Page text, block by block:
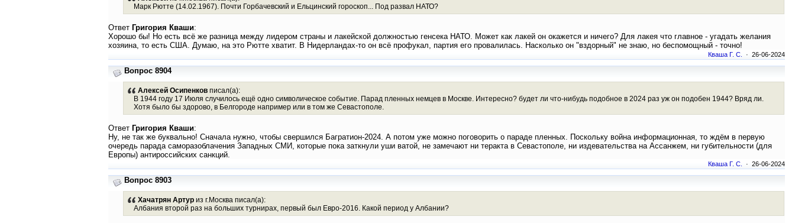
Марк Рютте (14.02.1967). Почти Горбачевский и Ельцинский гороскоп... Под развал НАТО?
Ответ Григория Кваши:
Хорошо бы! Но есть всё же разница между лидером страны и лакейской должностью генсека НАТО. Может как лакей он окажется и ничего? Для лакея что главное - угадать желания
хозяина, то есть США. Думаю, на это Рютте хватит. В Нидерландах-то он всё профукал, партия его провалилась. Насколько он "вздорный" не знаю, но беспомощный - точно!
Кваша Г. С. · 26-06-2024
Вопрос 8904
Алексей Осипенковписал(а):
В 1944 году 17 Июля случилось ещё одно символическое событие. Парад пленных немцев в Москве. Интересно? будет ли что-нибудь подобное в 2024 раз уж он подобен 1944? Вряд ли.
Хотя было бы здорово, в Белгороде например или в том же Севастополе.
Ответ Григория Кваши:
Ну, не так же буквально! Сначала нужно, чтобы свершился Багратион-2024. А потом уже можно поговорить о параде пленных. Поскольку война информационная, то ждём в первую
очередь парада саморазоблачения Западных СМИ, которые пока заткнули уши ватой, не замечают ни теракта в Севастополе, ни издевательства на Ассанжем, ни губительности (для
Европы) антироссийских санкций.
Кваша Г. С. · 26-06-2024
Вопрос 8903
Хачатрян Артуриз г.Москва писал(а):
Албания второй раз на больших турнирах, первый был Евро-2016. Какой период у Албании?